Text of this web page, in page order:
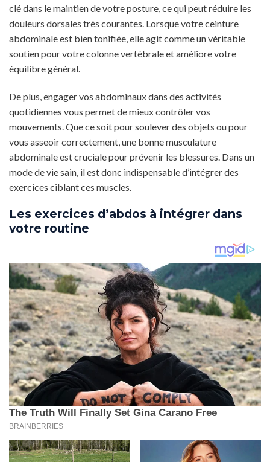
clé dans le maintien de votre posture, ce qui peut réduire les
douleurs dorsales très courantes. Lorsque votre ceinture
abdominale est bien tonifiée, elle agit comme un véritable
soutien pour votre colonne vertébrale et améliore votre
équilibre général.
De plus, engager vos abdominaux dans des activités
quotidiennes vous permet de mieux contrôler vos
mouvements. Que ce soit pour soulever des objets ou pour
vous asseoir correctement, une bonne musculature
abdominale est cruciale pour prévenir les blessures. Dans un
mode de vie sain, il est donc indispensable d’intégrer des
exercices ciblant ces muscles.
Les exercices d’abdos à intégrer dans
votre routine